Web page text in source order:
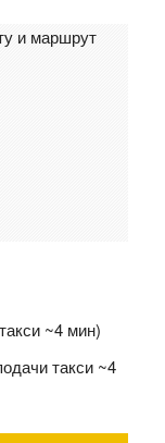
и маршрут
~4 мин)
такси ~4